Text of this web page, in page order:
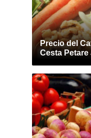
Precio del
Cesta Petare